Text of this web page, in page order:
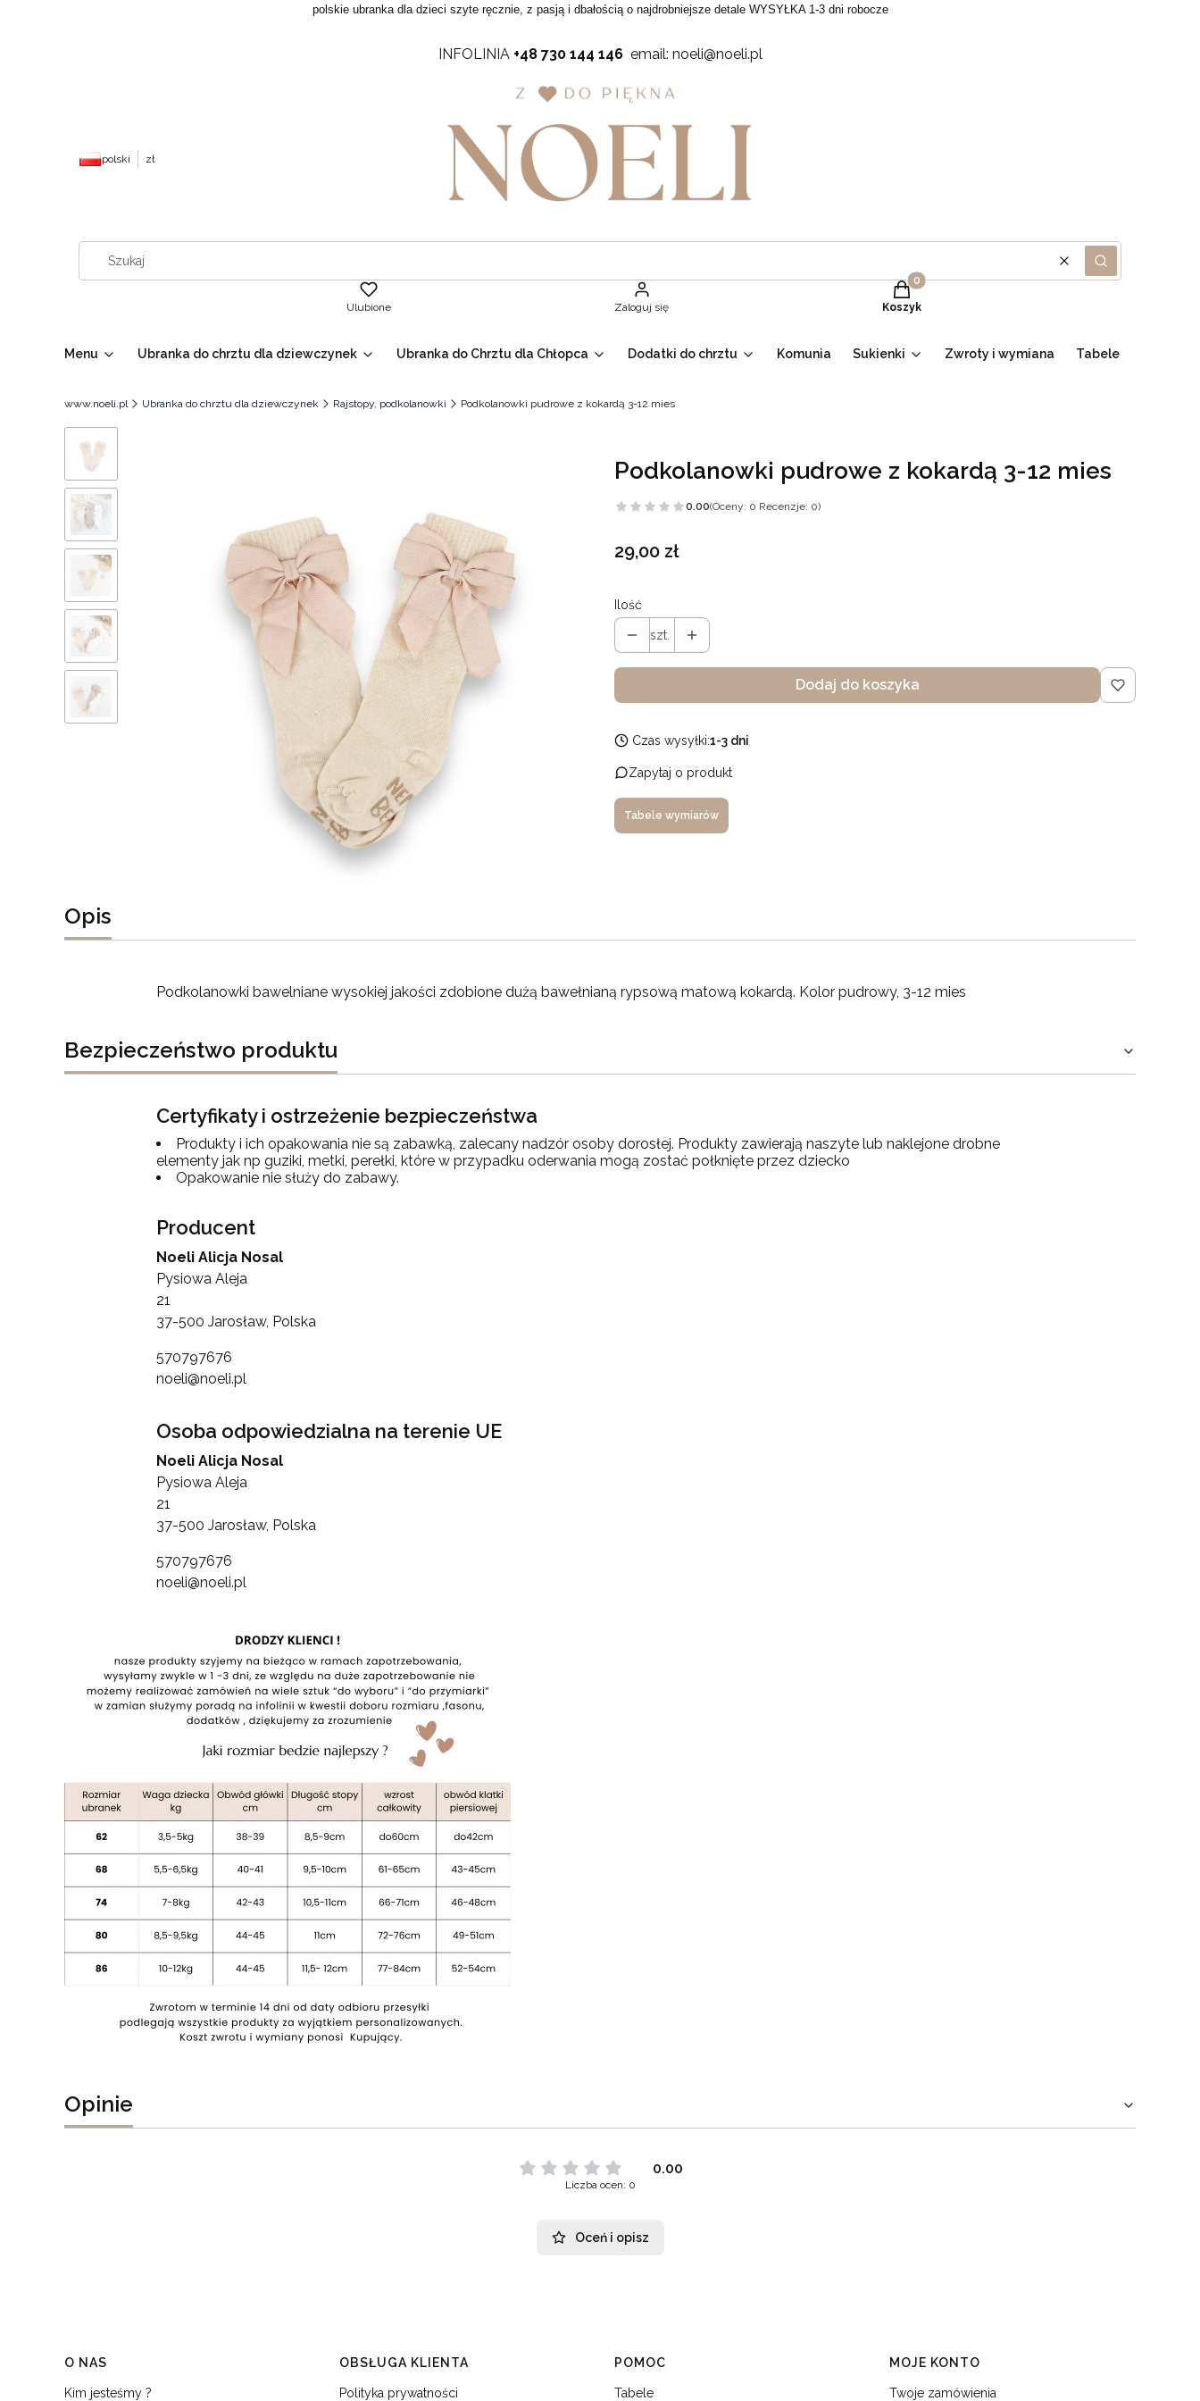
polskie ubranka dla dzieci szyte ręcznie, z pasją i dbałością o najdrobniejsze detale WYSYŁKA 1-3 dni robocze
INFOLINIA +48 730 144 146 email: noeli@noeli.pl
polski zł
WyczyśćSzukaj
Ulubione Zaloguj się
Produkty w koszyku: 0. Zobacz szczegóły
Koszyk
Menu Ubranka do chrztu dla dziewczynek Ubranka do Chrztu dla Chłopca Dodatki do chrztu Komunia Sukienki Zwroty i wymiana Tabele
www.noeli.pl Ubranka do chrztu dla dziewczynek Rajstopy, podkolanowki Podkolanowki pudrowe z kokardą 3-12 mies
Podkolanowki pudrowe z kokardą 3-12 mies
0.00(Oceny: 0 Recenzje: 0)
Cena
29,00 zł
Ilość
szt.
Dodaj do koszyka
Czas wysyłki:1-3 dni
Zapytaj o produkt
Tabele wymiarów
Opis
Podkolanowki bawelniane wysokiej jakości zdobione dużą bawełnianą rypsową matową kokardą. Kolor pudrowy, 3-12 mies
Bezpieczeństwo produktu
Certyfikaty i ostrzeżenie bezpieczeństwa
Produkty i ich opakowania nie są zabawką, zalecany nadzór osoby dorosłej. Produkty zawierają naszyte lub naklejone drobne
elementy jak np guziki, metki, perełki, które w przypadku oderwania mogą zostać połknięte przez dziecko
Opakowanie nie służy do zabawy.
Producent
Noeli Alicja Nosal
Pysiowa Aleja
21
37-500 Jarosław, Polska
570797676
noeli@noeli.pl
Osoba odpowiedzialna na terenie UE
Noeli Alicja Nosal
Pysiowa Aleja
21
37-500 Jarosław, Polska
570797676
noeli@noeli.pl
Opinie
0.00
Liczba ocen: 0
Oceń i opisz
Linki w stopce
O NAS
Kim jesteśmy ?
OBSŁUGA KLIENTA
Polityka prywatności
POMOC
Tabele
MOJE KONTO
Twoje zamówienia